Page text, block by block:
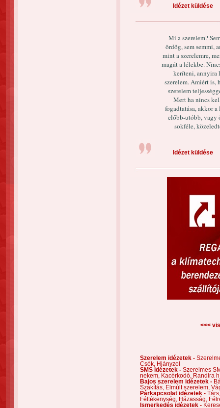
Idézet küldése
Mi a szerelem?
ördög, sem semmi,
mint a szerelemre,
magát a lélekbe.
keríteni, annyira
szerelem. Amiért is,
szerelem
Mert ha nincs
fogadtatása, akkor
előbb-utóbb, vagy
sokféle,
Idézet küldése
<<<
Szerelem idézetek -
Csók,
Hiányzol
SMS idézetek - Szerelmes
nekem,
Kacérkodó,
Randira
Bajos szerelem idézetek -
Szakítás,
Elmúlt szerelem,
Párkapcsolat idézetek -
Féltékenység,
Házasság,
Ismerkedés idézetek -